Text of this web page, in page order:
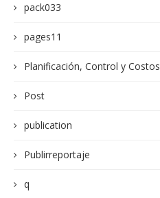
pack033
pages11
Planificación, Control y Costos
Post
publication
Publirreportaje
q